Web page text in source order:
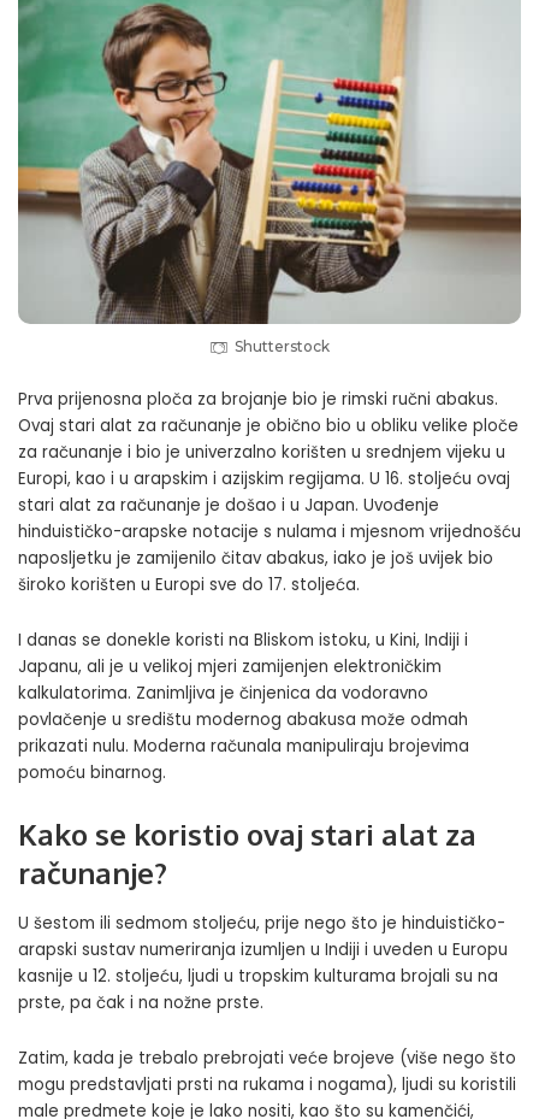
Shutterstock
Prva prijenosna ploča za brojanje bio je rimski ručni abakus.
Ovaj stari alat za računanje je obično bio u obliku velike ploče
za računanje i bio je univerzalno korišten u srednjem vijeku u
Europi, kao i u arapskim i azijskim regijama. U 16. stoljeću ovaj
stari alat za računanje je došao i u Japan. Uvođenje
hinduističko-arapske notacije s nulama i mjesnom vrijednošću
naposljetku je zamijenilo čitav abakus, iako je još uvijek bio
široko korišten u Europi sve do 17. stoljeća.
I danas se donekle koristi na Bliskom istoku, u Kini, Indiji i
Japanu, ali je u velikoj mjeri zamijenjen elektroničkim
kalkulatorima. Zanimljiva je činjenica da vodoravno
povlačenje u središtu modernog abakusa može odmah
prikazati nulu. Moderna računala manipuliraju brojevima
pomoću binarnog.
Kako se koristio ovaj stari alat za
računanje?
U šestom ili sedmom stoljeću, prije nego što je hinduističko-
arapski sustav numeriranja izumljen u Indiji i uveden u Europu
kasnije u 12. stoljeću, ljudi u tropskim kulturama brojali su na
prste, pa čak i na nožne prste.
Zatim, kada je trebalo prebrojati veće brojeve (više nego što
mogu predstavljati prsti na rukama i nogama), ljudi su koristili
male predmete koje je lako nositi, kao što su kamenčići,